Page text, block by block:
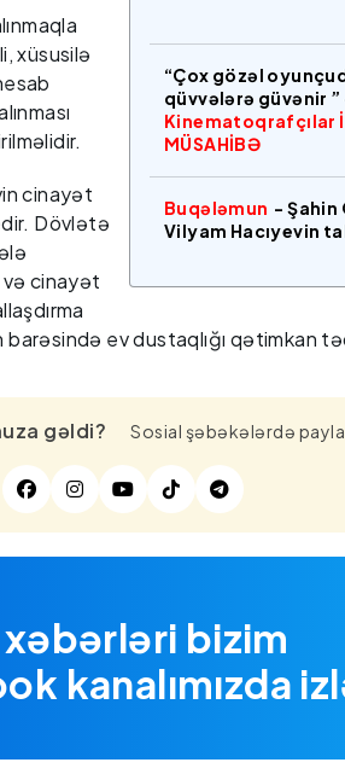
“Çox gözəl
qüvvələrə güvənir ”
Kinematoqrafçılar
MÜSAHİBƏ
Buqələmun - Şahin
Vilyam Hacıyevin
xüsusilə
cinayət
Dövlətə
cinayət
ev dustaqlığı qətimkan
gəldi? Sosial şəbəkələrdə
bizim
kanalımızda